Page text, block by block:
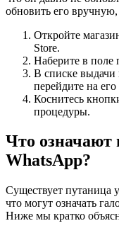
обновить его
Откройте
Store.
Наберите в поле
В списке выдачи
перейдите на его
Коснитесь
процедуры.
Что означают
WhatsApp?
Существует путаница
что могут означать
Ниже мы кратко